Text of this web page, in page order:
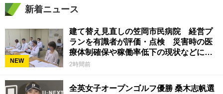
新着ニュース
NEW
建て替え見直しの笠岡市民病院 経営プ
ランを有識者が評価・点検 災害時の医
療体制確保や稼働率低下の現状などに意
見 岡山
2時間前
全英女子オープンゴルフ優勝 桑木志帆選